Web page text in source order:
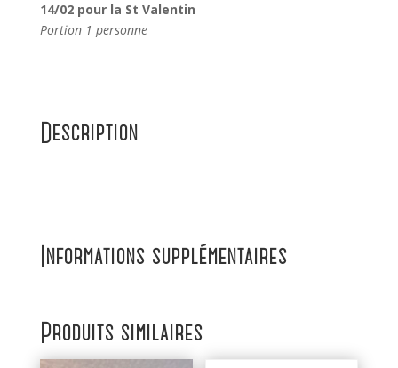
14/02 pour la St Valentin
Portion 1 personne
Description
Informations supplémentaires
Produits similaires